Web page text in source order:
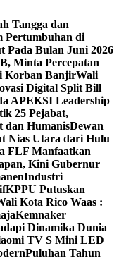
Tangga dan
Pertumbuhan di
Pada Bulan Juni 2026
Minta Percepatan
Korban BanjirWali
Digital Split Bill
APEKSI Leadership
25 Pejabat,
dan HumanisDewan
Nias Utara dari Hulu
FLF Manfaatkan
Kini Gubernur
Industri
KPPU Putuskan
Kota Rico Waas :
Kemnaker
Dinamika Dunia
TV S Mini LED
Puluhan Tahun